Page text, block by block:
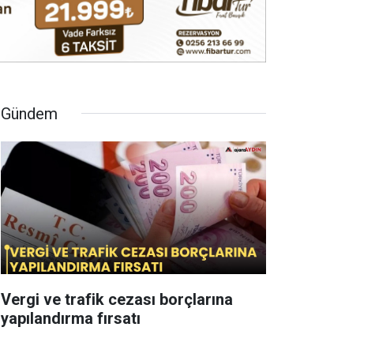
Gündem
Vergi ve trafik cezası borçlarına
yapılandırma fırsatı